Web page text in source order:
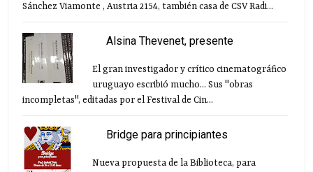
Sánchez Viamonte , Austria 2154, también casa de CSV Radi...
Alsina Thevenet, presente
El gran investigador y crítico cinematográfico
uruguayo escribió mucho... Sus "obras
incompletas", editadas por el Festival de Cin...
Bridge para principiantes
Nueva propuesta de la Biblioteca, para